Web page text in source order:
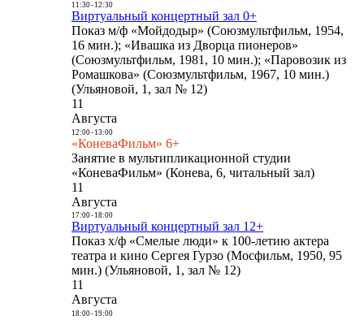
11:30- 12:30
Виртуальный концертный зал 0+
Показ м/ф «Мойдодыр» (Союзмультфильм, 1954,
16 мин.); «Ивашка из Дворца пионеров»
(Союзмультфильм, 1981, 10 мин.); «Паровозик из
Ромашкова» (Союзмультфильм, 1967, 10 мин.)
(Ульяновой, 1, зал № 12)
11
Августа
12:00- 13:00
«КоневаФильм» 6+
Занятие в мультипликационной студии
«КоневаФильм» (Конева, 6, читальный зал)
11
Августа
17:00- 18:00
Виртуальный концертный зал 12+
Показ х/ф «Смелые люди» к 100-летию актера
театра и кино Сергея Гурзо (Мосфильм, 1950, 95
мин.) (Ульяновой, 1, зал № 12)
11
Августа
18:00- 19:00